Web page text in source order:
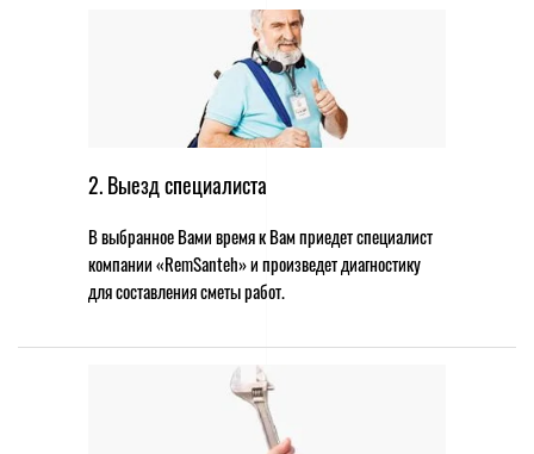
2. Выезд специалиста
В выбранное Вами время к Вам приедет специалист
компании «RemSanteh» и произведет диагностику
для составления сметы работ.